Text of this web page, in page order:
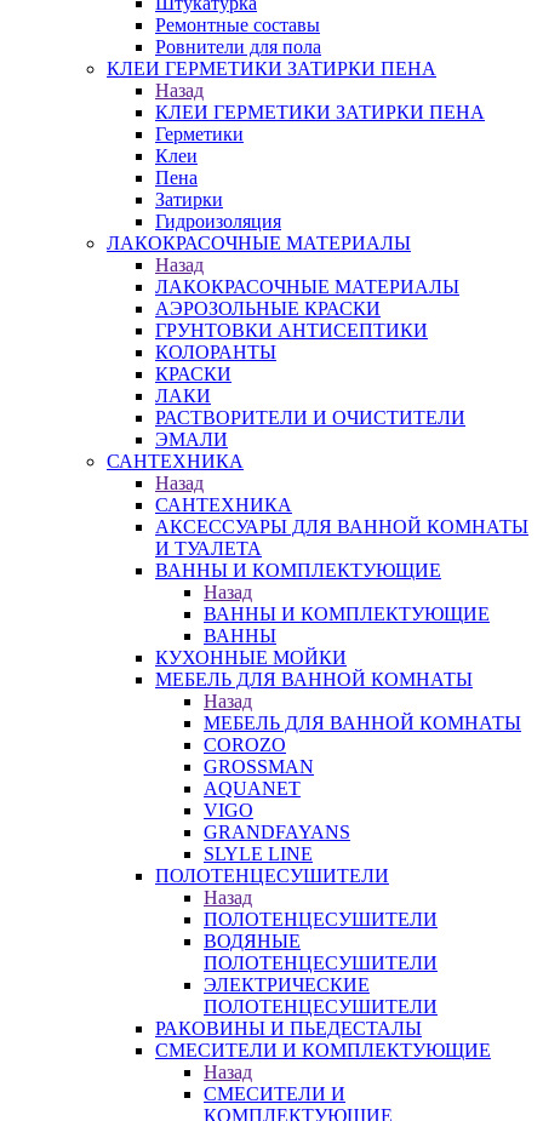
Ремонтные составы
Ровнители для пола
КЛЕИ ГЕРМЕТИКИ ЗАТИРКИ ПЕНА
Назад
КЛЕИ ГЕРМЕТИКИ ЗАТИРКИ ПЕНА
Герметики
Клеи
Пена
Затирки
Гидроизоляция
ЛАКОКРАСОЧНЫЕ МАТЕРИАЛЫ
Назад
ЛАКОКРАСОЧНЫЕ МАТЕРИАЛЫ
АЭРОЗОЛЬНЫЕ КРАСКИ
ГРУНТОВКИ АНТИСЕПТИКИ
КОЛОРАНТЫ
КРАСКИ
ЛАКИ
РАСТВОРИТЕЛИ И ОЧИСТИТЕЛИ
ЭМАЛИ
САНТЕХНИКА
Назад
САНТЕХНИКА
АКСЕССУАРЫ ДЛЯ ВАННОЙ КОМНАТЫ
И ТУАЛЕТА
ВАННЫ И КОМПЛЕКТУЮЩИЕ
Назад
ВАННЫ И КОМПЛЕКТУЮЩИЕ
ВАННЫ
КУХОННЫЕ МОЙКИ
МЕБЕЛЬ ДЛЯ ВАННОЙ КОМНАТЫ
Назад
МЕБЕЛЬ ДЛЯ ВАННОЙ КОМНАТЫ
COROZO
GROSSMAN
AQUANET
VIGO
GRANDFAYANS
SLYLE LINE
ПОЛОТЕНЦЕСУШИТЕЛИ
Назад
ПОЛОТЕНЦЕСУШИТЕЛИ
ВОДЯНЫЕ
ПОЛОТЕНЦЕСУШИТЕЛИ
ЭЛЕКТРИЧЕСКИЕ
ПОЛОТЕНЦЕСУШИТЕЛИ
РАКОВИНЫ И ПЬЕДЕСТАЛЫ
СМЕСИТЕЛИ И КОМПЛЕКТУЮЩИЕ
Назад
СМЕСИТЕЛИ И
КОМПЛЕКТУЮЩИЕ